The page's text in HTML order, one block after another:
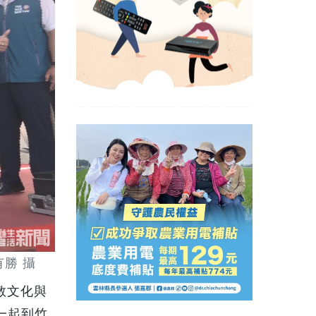
勝 攝
文化與